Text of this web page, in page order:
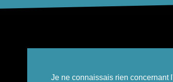
Super je suis trop contente